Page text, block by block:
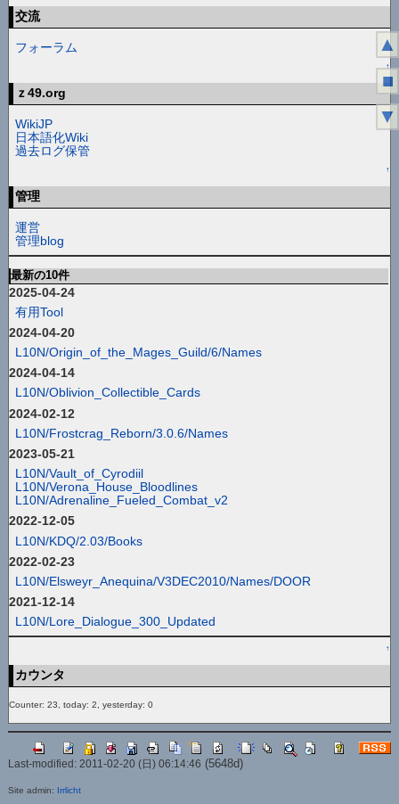
交流
フォーラム
↑
ｚ49.org
WikiJP
日本語化Wiki
過去ログ保管
↑
管理
運営
管理blog
最新の10件
2025-04-24
有用Tool
2024-04-20
L10N/Origin_of_the_Mages_Guild/6/Names
2024-04-14
L10N/Oblivion_Collectible_Cards
2024-02-12
L10N/Frostcrag_Reborn/3.0.6/Names
2023-05-21
L10N/Vault_of_Cyrodiil
L10N/Verona_House_Bloodlines
L10N/Adrenaline_Fueled_Combat_v2
2022-12-05
L10N/KDQ/2.03/Books
2022-02-23
L10N/Elsweyr_Anequina/V3DEC2010/Names/DOOR
2021-12-14
L10N/Lore_Dialogue_300_Updated
↑
カウンタ
Counter: 23, today: 2, yesterday: 0
Last-modified: 2011-02-20 (日) 06:14:46 (5648d)
Site admin: Irrlicht
▲
■
▼